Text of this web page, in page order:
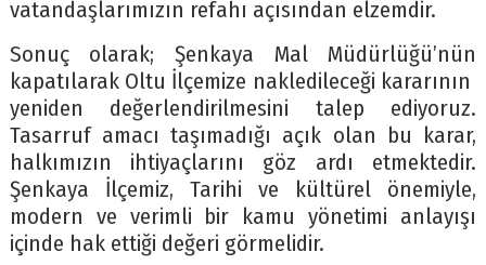
vatandaşlarımızın refahı açısından elzemdir.
Sonuç olarak; Şenkaya Mal Müdürlüğü’nün
kapatılarak Oltu İlçemize nakledileceği kararının
yeniden değerlendirilmesini talep ediyoruz.
Tasarruf amacı taşımadığı açık olan bu karar,
halkımızın ihtiyaçlarını göz ardı etmektedir.
Şenkaya İlçemiz, Tarihi ve kültürel önemiyle,
modern ve verimli bir kamu yönetimi anlayışı
içinde hak ettiği değeri görmelidir.